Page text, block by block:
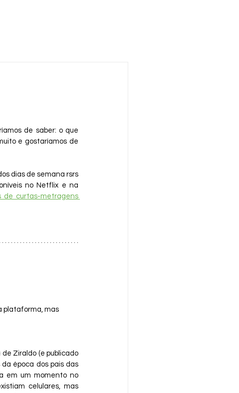
de saber: o que
e gostaríamos de
dias de semana rsrs
no Netflix e na
de curtas-metragens
plataforma, mas
Ziraldo (e publicado
época dos pais das
em um momento no
celulares, mas